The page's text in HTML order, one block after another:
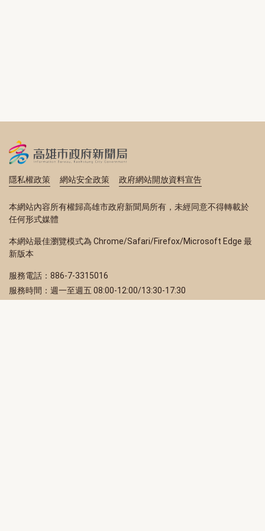
隱私權政策 網站安全政策 政府網站開放資料宣告
本網站內容所有權歸高雄市政府新聞局所有，未經同意不得轉載於
任何形式媒體
本網站最佳瀏覽模式為 Chrome/Safari/Firefox/Microsoft Edge 最
新版本
服務電話：886-7-3315016
服務時間：週一至週五 08:00-12:00/13:30-17:30